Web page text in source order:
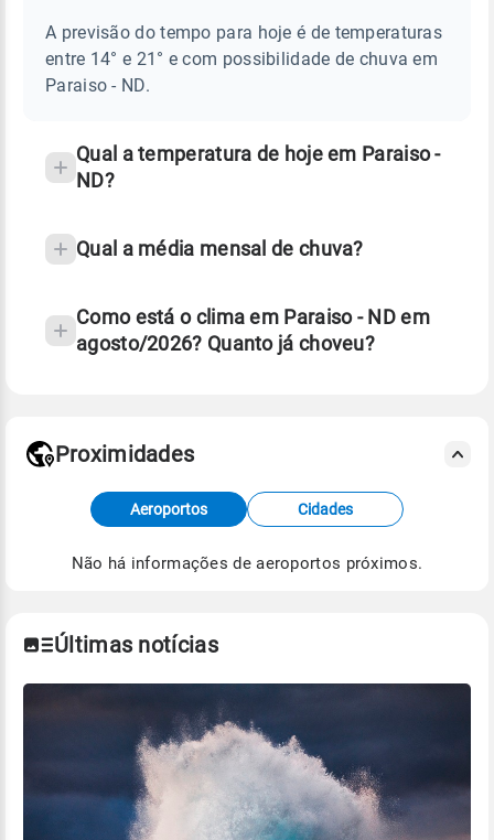
PARAISO
sobre
chuva
A previsão do tempo para hoje é de temperaturas
entre 14° e 21° e com possibilidade de chuva em
Paraiso - ND.
Qual a temperatura de hoje em Paraiso -
ND?
Qual a média mensal de chuva?
Como está o clima em Paraiso - ND em
agosto/2026? Quanto já choveu?
Fonte: dados combinados de estações
meteorológicas e satélite do Centro de Previsão
de Tempo e Estudos Climáticos (CPTEC).
Proximidades
Aeroportos Cidades
Não há informações de aeroportos próximos.
Últimas notícias